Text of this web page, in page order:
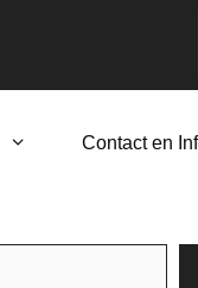
Contact en